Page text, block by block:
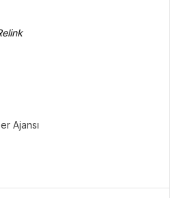
Ajansı